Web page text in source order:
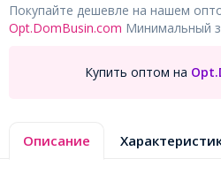
Покупайте дешевле на нашем
Opt.DomBusin.com Минимальный
Купить оптом на
Описание